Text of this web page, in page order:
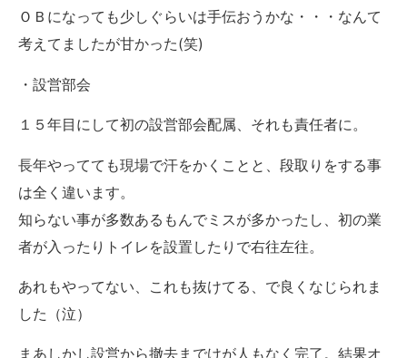
ＯＢになっても少しぐらいは手伝おうかな・・・なんて
考えてましたが甘かった(笑)
・設営部会
１５年目にして初の設営部会配属、それも責任者に。
長年やってても現場で汗をかくことと、段取りをする事
は全く違います。
知らない事が多数あるもんでミスが多かったし、初の業
者が入ったりトイレを設置したりで右往左往。
あれもやってない、これも抜けてる、で良くなじられま
した（泣）
まあしかし設営から撤去までけが人もなく完了。結果オ